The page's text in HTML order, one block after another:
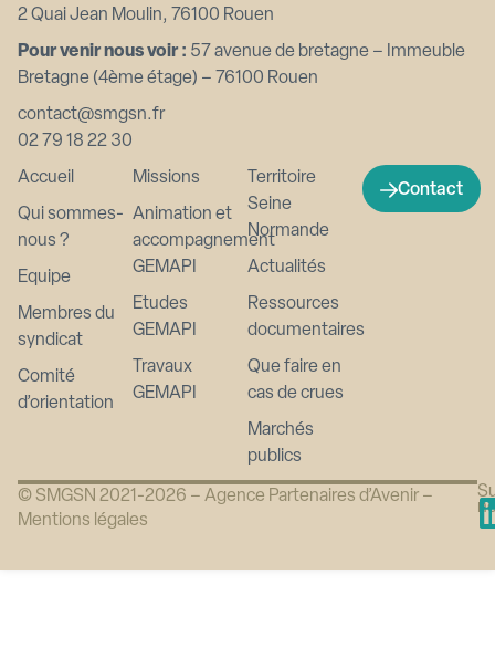
2 Quai Jean Moulin, 76100 Rouen
Pour venir nous voir : 57 avenue de bretagne – Immeuble
Bretagne (4ème étage) – 76100 Rouen
contact@smgsn.fr
02 79 18 22 30
Accueil
Qui sommes-
nous ?
Equipe
Membres du
syndicat
Comité
d’orientation
Missions
Animation et
accompagnement
GEMAPI
Etudes
GEMAPI
Travaux
GEMAPI
Territoire
Seine
Normande
Actualités
Ressources
documentaires
Que faire en
cas de crues
Marchés
publics
Contact
© SMGSN 2021-2026 – Agence Partenaires d’Avenir –
Mentions légales